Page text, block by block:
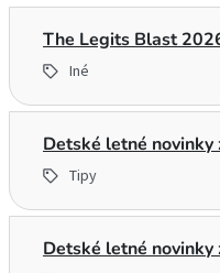
The Legits Blast
Iné
Detské letné
Tipy
Detské letné